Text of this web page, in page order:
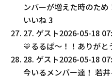
ンバーが増えた時のため
いいね3
27. ゲスト2026-05-18
💛るるぱ〜！！ありがと
28. ゲスト2026-05-18
今いるメンバー達！ 若